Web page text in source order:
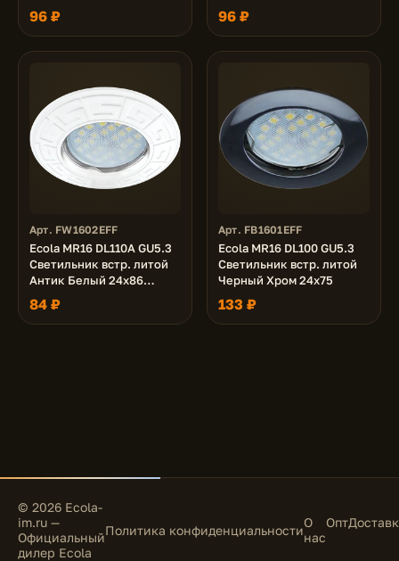
(кd74)
96 ₽
(кd74)
96 ₽
Арт. FW1602EFF
Ecola MR16 DL110A GU5.3
Светильник встр. литой
Антик Белый 24x86
(кd74)
84 ₽
Арт. FB1601EFF
Ecola MR16 DL100 GU5.3
Светильник встр. литой
Черный Хром 24x75
133 ₽
© 2026 Ecola-
im.ru —
Официальный
дилер Ecola
Политика конфиденциальностиО
нас
Опт